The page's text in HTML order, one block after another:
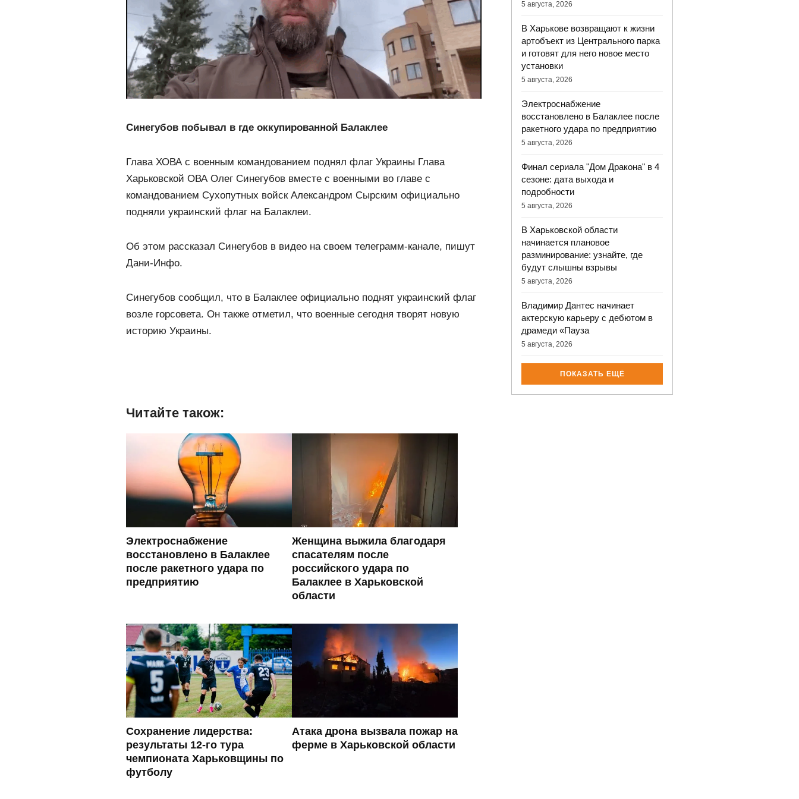
Синегубов побывал в где оккупированной Балаклее
Глава ХОВА с военным командованием поднял флаг Украины Глава
Харьковской ОВА Олег Синегубов вместе с военными во главе с
командованием Сухопутных войск Александром Сырским официально
подняли украинский флаг на Балаклеи.
Об этом рассказал Синегубов в видео на своем телеграмм-канале, пишут
Дани-Инфо.
Синегубов сообщил, что в Балаклее официально поднят украинский флаг
возле горсовета. Он также отметил, что военные сегодня творят новую
историю Украины.
Читайте також:
Электроснабжение
восстановлено в Балаклее
после ракетного удара по
предприятию
Женщина выжила благодаря
спасателям после
российского удара по
Балаклее в Харьковской
области
Сохранение лидерства:
результаты 12-го тура
чемпионата Харьковщины по
футболу
Атака дрона вызвала пожар на
ферме в Харьковской области
5 августа, 2026
В Харькове возвращают к жизни
артобъект из Центрального парка
и готовят для него новое место
установки
5 августа, 2026
Электроснабжение
восстановлено в Балаклее после
ракетного удара по предприятию
5 августа, 2026
Финал сериала "Дом Дракона" в 4
сезоне: дата выхода и
подробности
5 августа, 2026
В Харьковской области
начинается плановое
разминирование: узнайте, где
будут слышны взрывы
5 августа, 2026
Владимир Дантес начинает
актерскую карьеру с дебютом в
драмеди «Пауза
5 августа, 2026
ПОКАЗАТЬ ЕЩЁ